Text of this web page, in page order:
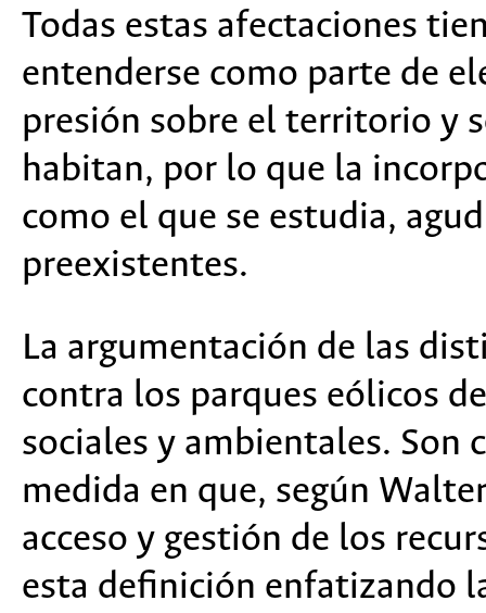
Todas estas afectaciones
entenderse como parte de
presión sobre el territorio y
habitan, por lo que la
como el que se estudia,
preexistentes.
La argumentación de las
contra los parques eólicos
sociales y ambientales. Son
medida en que, según
acceso y gestión de los
esta definición enfatizando